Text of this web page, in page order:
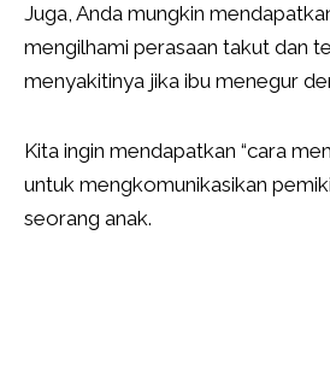
Juga, Anda mungkin
mengilhami perasaan takut dan
menyakitinya jika ibu menegur
Kita ingin mendapatkan “cara
untuk mengkomunikasikan
seorang anak.